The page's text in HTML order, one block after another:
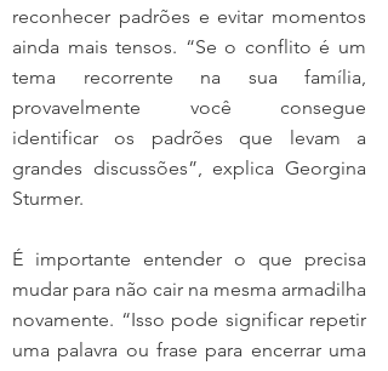
reconhecer padrões e evitar momentos
ainda mais tensos. “Se o conflito é um
tema recorrente na sua família,
provavelmente você consegue
identificar os padrões que levam a
grandes discussões”, explica Georgina
Sturmer.
É importante entender o que precisa
mudar para não cair na mesma armadilha
novamente. “Isso pode significar repetir
uma palavra ou frase para encerrar uma